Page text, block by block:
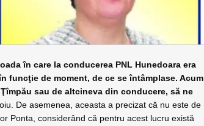
în care la conducerea PNL Hunedoara era
funcţie de moment, de ce se întâmplase. Acum
sau de altcineva din conducere, să ne
De asemenea, aceasta a precizat că nu este de
Ponta, considerând că pentru acest lucru există